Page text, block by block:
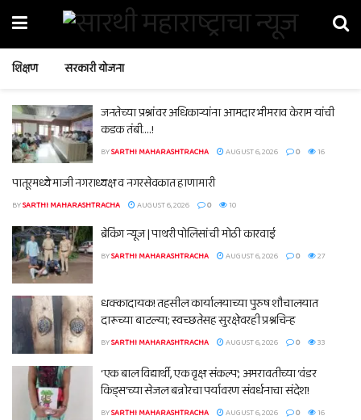
शिक्षण सरकारी योजना
जनतेच्या प्रश्नांवर अधिकाऱ्यांना आमदार भीमराव केराम यांची
कडक तंबी….!
BYSARTHI MAHARASHTRACHA AUGUST 6, 2026 0 16
पातूरमध्ये माजी नगराध्यक्ष व नगरसेवकात हाणामारी
BYSARTHI MAHARASHTRACHA AUGUST 6, 2026 0 10
ब्रेकिंग न्यूज | पाथरी पोलिसांची मोठी कारवाई
BYSARTHI MAHARASHTRACHA AUGUST 6, 2026 0 27
धक्कादायक! तहसील कार्यालयाच्या पुरुष शौचालयात
दारूच्या बाटल्या; स्वच्छतेसह सुरक्षेवरही प्रश्नचिन्ह
BYSARTHI MAHARASHTRACHA AUGUST 6, 2026 0 33
‘एक बाल विद्यार्थी, एक वृक्ष संकल्प’; अमरावतीच्या ‘वंडर
किड्स’च्या सेजल बन्नोरचा पर्यावरण संवर्धनाचा संदेश!
BYSARTHI MAHARASHTRACHA AUGUST 6, 2026 0 16